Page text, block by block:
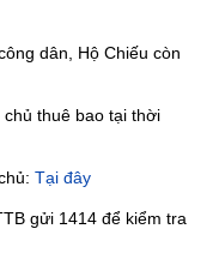
dân, Hộ Chiếu còn
thuê bao tại thời
Tại đây
gửi 1414 để kiểm tra